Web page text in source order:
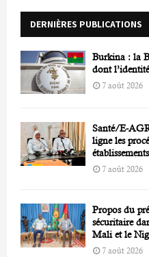
r
DERNIÈRES PUBLICATIONS
Burkina : la
dont l’identité
7 août 2026
Santé/E-
ligne les
7 août 2026
Propos du
sécuritaire
Mali et le
7 août 2026